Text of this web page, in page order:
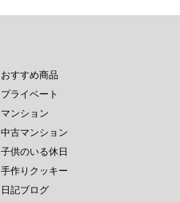
おすすめ商品
プライベート
マンション
中古マンション
子供のいる休日
手作りクッキー
日記ブログ